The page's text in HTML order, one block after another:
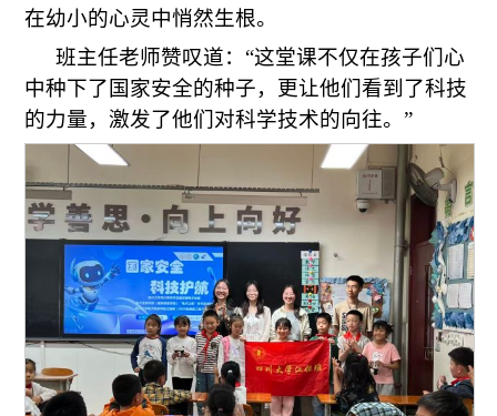
在幼小的心灵中悄然生根。
班主任老师赞叹道：“这堂课不仅在孩子们心
中种下了国家安全的种子，更让他们看到了科技
的力量，激发了他们对科学技术的向往。”